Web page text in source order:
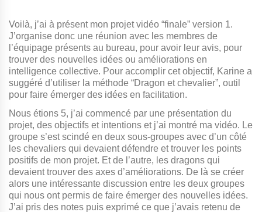
Voilà, j’ai à présent mon projet vidéo “finale” version 1.
J’organise donc une réunion avec les membres de
l’équipage présents au bureau, pour avoir leur avis, pour
trouver des nouvelles idées ou améliorations en
intelligence collective. Pour accomplir cet objectif, Karine a
suggéré d’utiliser la méthode “Dragon et chevalier”, outil
pour faire émerger des idées en facilitation.
Nous étions 5, j’ai commencé par une présentation du
projet, des objectifs et intentions et j’ai montré ma vidéo. Le
groupe s’est scindé en deux sous-groupes avec d’un côté
les chevaliers qui devaient défendre et trouver les points
positifs de mon projet. Et de l’autre, les dragons qui
devaient trouver des axes d’améliorations. De là se créer
alors une intéressante discussion entre les deux groupes
qui nous ont permis de faire émerger des nouvelles idées.
J’ai pris des notes puis exprimé ce que j’avais retenu de